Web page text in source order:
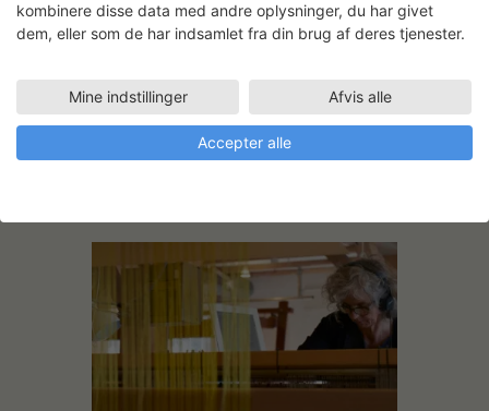
kombinere disse data med andre oplysninger, du har givet
dem, eller som de har indsamlet fra din brug af deres tjenester.
Mine indstillinger Afvis alle
Accepter alle